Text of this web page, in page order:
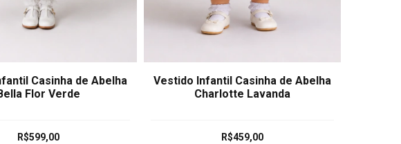
Casinha de Abelha
Flor Verde
R$599,00
Vestido Infantil Casinha de Abelha
Charlotte Lavanda
R$459,00